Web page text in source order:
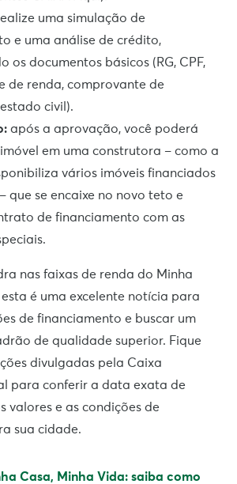
uma simulação de
e uma análise de crédito,
os documentos básicos (RG, CPF,
de renda, comprovante de
civil).
após a aprovação, você poderá
em uma construtora – como a
vários imóveis financiados
que se encaixe no novo teto e
de financiamento com as
nas faixas de renda do Minha
é uma excelente notícia para
de financiamento e buscar um
de qualidade superior. Fique
divulgadas pela Caixa
para conferir a data exata de
valores e as condições de
sua cidade.
Casa, Minha Vida: saiba como